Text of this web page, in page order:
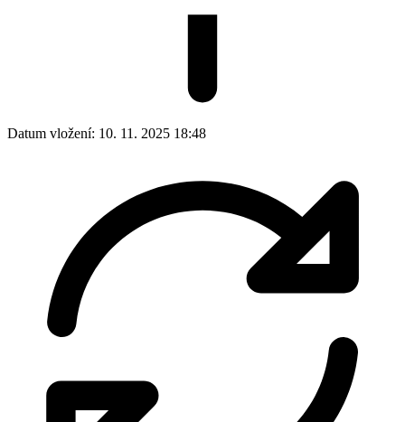
Datum vložení: 10. 11. 2025 18:48